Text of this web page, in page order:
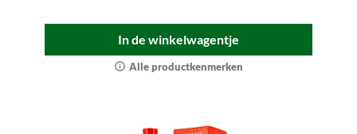
In de winkelwagentje
Alle productkenmerken